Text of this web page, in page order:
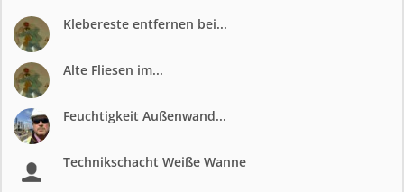
Klebereste entfernen bei...
Alte Fliesen im...
Feuchtigkeit Außenwand...
Technikschacht Weiße Wanne